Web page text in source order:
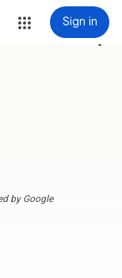
Sign in
more_vert
by Google